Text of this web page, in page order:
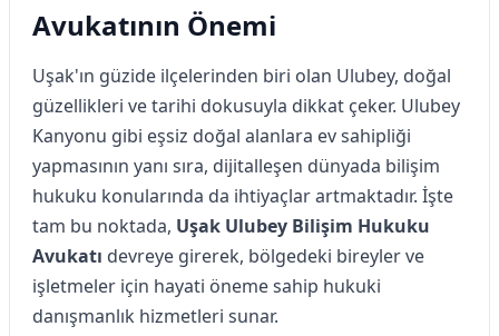
Avukatının Önemi
Uşak'ın güzide ilçelerinden biri olan Ulubey, doğal
güzellikleri ve tarihi dokusuyla dikkat çeker. Ulubey
Kanyonu gibi eşsiz doğal alanlara ev sahipliği
yapmasının yanı sıra, dijitalleşen dünyada bilişim
hukuku konularında da ihtiyaçlar artmaktadır. İşte
tam bu noktada, Uşak Ulubey Bilişim Hukuku
Avukatı devreye girerek, bölgedeki bireyler ve
işletmeler için hayati öneme sahip hukuki
danışmanlık hizmetleri sunar.